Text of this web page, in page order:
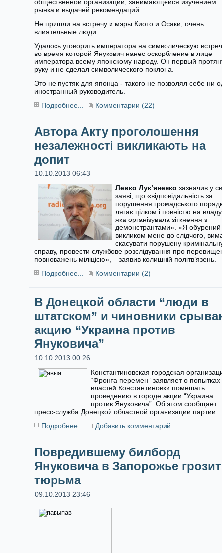
общественной организации, занимающейся изучением
рынка и выдачей рекомендаций.
Не пришли на встречу и мэры Киото и Осаки, очень
влиятельные люди.
Удалось уговорить императора на символическую
во время которой Янукович нанес оскорбление в лице
императора всему японскому народу. Он первый
руку и не сделал символического поклона.
Это не пустяк для японца - такого не позволял себе ни
иностранный руководитель.
Подробнее...
Комментарии (22)
Автора Акту проголошення
незалежності викликають на
допит
10.10.2013 06:43
Левко Лук’яненко зазначив у
заяві, що «відповідальність за
порушення громадського
лягає цілком і повністю на
яка організувала зіткнення з
демонстрантами». «Я обурений
викликом мене до слідчого,
скасувати порушену
справу, провести службове розслідування про
повноважень міліцією», – заявив колишній політв’язень.
Подробнее...
Комментарии (2)
В Донецкой области “люди в
штатском” и чиновники
акцию “Украина против
Януковича”
10.10.2013 00:26
Константиновская городская
“Фронта перемен” заявляет о попытках
властей Константиновки помешать
проведению в городе акции “Украина
против Януковича”. Об этом сообщает
пресс-служба Донецкой областной организации партии.
Подробнее...
Добавить комментарий
Повредившему билборд
Януковича в Запорожье грозит
тюрьма
09.10.2013 23:46